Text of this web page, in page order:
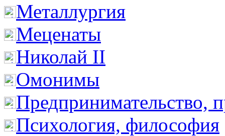
Металлургия
Меценаты
Николай II
Омонимы
Предпринимательство,
Психология, философия